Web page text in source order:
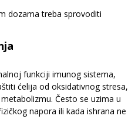
dozama treba sprovoditi
funkciji imunog sistema,
ćelija od oksidativnog stresa,
Često se uzima u
napora ili kada ishrana ne